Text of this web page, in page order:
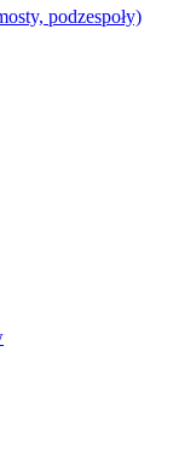
podzespoły)